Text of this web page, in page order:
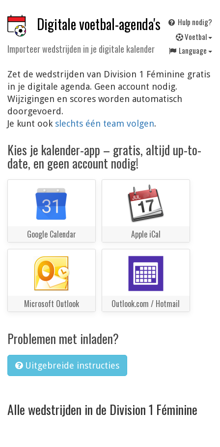
Digitale voetbal-agenda's
Importeer wedstrijden in je digitale kalender
Hulp nodig?
Voetbal
Language
Zet de wedstrijden van Division 1 Féminine gratis
in je digitale agenda. Geen account nodig.
Wijzigingen en scores worden automatisch
doorgevoerd.
Je kunt ook slechts één team volgen.
Kies je kalender-app – gratis, altijd up-to-
date, en geen account nodig!
Google Calendar Apple iCal
Microsoft Outlook Outlook.com / Hotmail
Problemen met inladen?
Uitgebreide instructies
Alle wedstrijden in de Division 1 Féminine